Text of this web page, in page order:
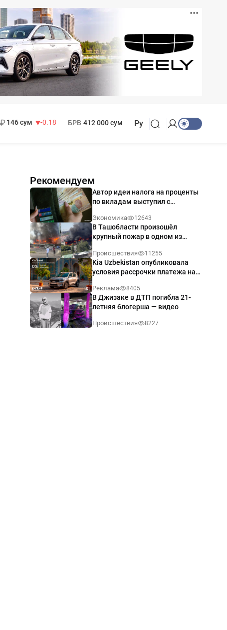
146 сум
-0.18
БРВ 412 000 сум Ру
Рекомендуем
Автор идеи налога на проценты
по вкладам выступил с
Экономика 12643
В Ташобласти произошёл
крупный пожар в одном из
Происшествия 11255
Kia Uzbekistan опубликовала
условия рассрочки платежа на
годовых
Реклама 8405
В Джизаке в ДТП погибла 21-
летняя блогерша — видео
Происшествия 8227